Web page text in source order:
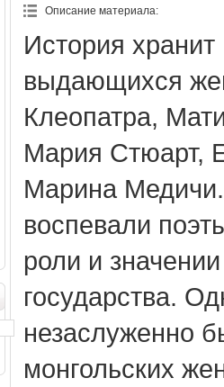
Описание материала:
История
выдающихся
Клеопатра,
Мария Стюарт,
Марина
воспевали
роли и
государства.
незаслуженно
монгольских